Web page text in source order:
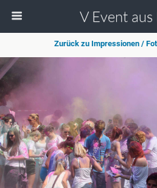
V Event
Zurück zu Impressionen /